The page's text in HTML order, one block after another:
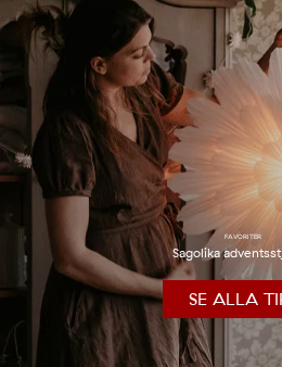
FAVORITER
Sagolika
SE ALLA